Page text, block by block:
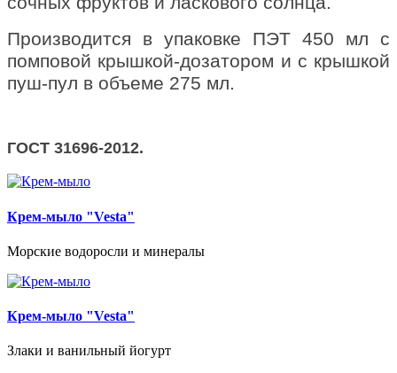
Производится в упаковке ПЭТ 450 мл с
помповой крышкой-дозатором и с крышкой
пуш-пул в объеме 275 мл.
ГОСТ 31696-2012.
Крем-мыло "Vesta"
Морские водоросли и минералы
Крем-мыло "Vesta"
Злаки и ванильный йогурт